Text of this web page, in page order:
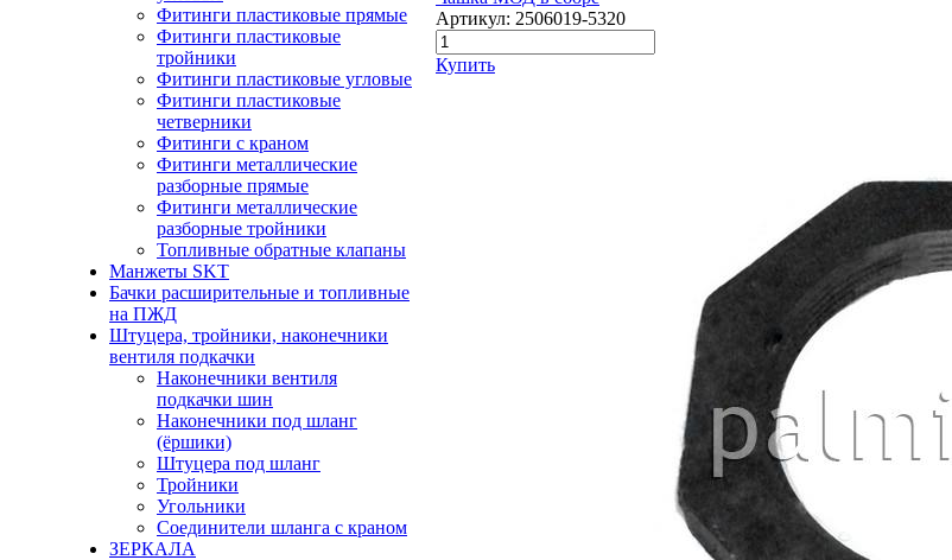
Фитинги пластиковые прямые
Фитинги пластиковые
тройники
Фитинги пластиковые угловые
Фитинги пластиковые
четверники
Фитинги с краном
Фитинги металлические
разборные прямые
Фитинги металлические
разборные тройники
Топливные обратные клапаны
Манжеты SKT
Бачки расширительные и топливные
на ПЖД
Штуцера, тройники, наконечники
вентиля подкачки
Наконечники вентиля
подкачки шин
Наконечники под шланг
(ёршики)
Штуцера под шланг
Тройники
Угольники
Соединители шланга с краном
ЗЕРКАЛА
Артикул: 2506019-5320
Купить